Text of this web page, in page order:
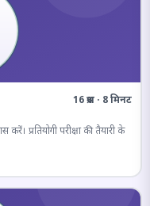
16 प्रश्न · 8 मिनट
प्रतियोगी परीक्षा की तैयारी के